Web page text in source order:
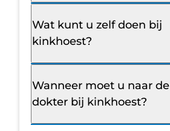
Wat kunt u zelf doen bij
kinkhoest?
Wanneer moet u naar de
dokter bij kinkhoest?